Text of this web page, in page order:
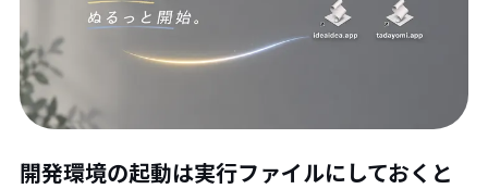
開発環境の起動は実行ファイルにしておくと